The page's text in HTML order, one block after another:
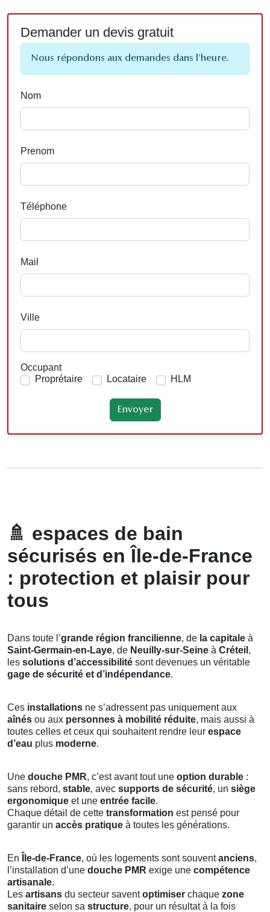
Demander un devis gratuit
Nous répondons aux demandes dans l'heure.
Nom
Prenom
Téléphone
Mail
Ville
Occupant
Proprétaire
Locataire HLM
🚿 espaces de bain
sécurisés en Île-de-France
: protection et plaisir pour
tous
Dans toute l’grande région francilienne, de la capitale à
Saint-Germain-en-Laye, de Neuilly-sur-Seine à Créteil ,
les solutions d’accessibilité sont devenues un véritable
gage de sécurité et d’indépendance.
Ces installations ne s’adressent pas uniquement aux
aînés ou aux personnes à mobilité réduite, mais aussi à
toutes celles et ceux qui souhaitent rendre leur espace
d’eau plus moderne.
Une douche PMR, c’est avant tout une option durable :
sans rebord, stable, avec supports de sécurité, un siège
ergonomique et une entrée facile.
Chaque détail de cette transformation est pensé pour
garantir un accès pratique à toutes les générations.
En Île-de-France, où les logements sont souventanciens,
l’installation d’une douche PMR exige une compétence
artisanale.
Les artisans du secteur saventoptimiser chaque zone
sanitaire selon sa structure, pour un résultat à la fois